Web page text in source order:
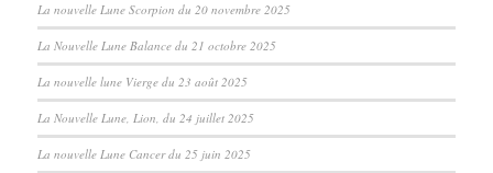
La nouvelle Lune Scorpion du 20 novembre 2025
La Nouvelle Lune Balance du 21 octobre 2025
La nouvelle lune Vierge du 23 août 2025
La Nouvelle Lune, Lion, du 24 juillet 2025
La nouvelle Lune Cancer du 25 juin 2025